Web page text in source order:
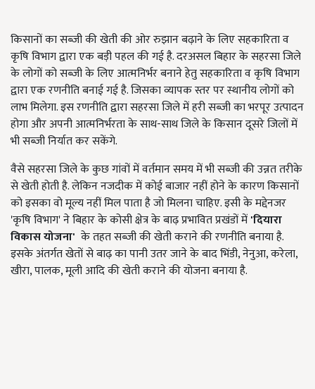
किसानों का सब्जी की खेती की ओर रुझान बढ़ाने के लिए सहकारिता व
कृषि विभाग द्वारा एक बड़ी पहल की गई है. दरअसल बिहार के सहरसा जिले
के लोगों को सब्जी के लिए आत्मनिर्भर बनाने हेतु सहकारिता व कृषि विभाग
द्वारा एक रणनीति बनाई गई है. जिसका व्यापक स्तर पर स्थानीय लोगों को
लाभ मिलेगा. इस रणनीति द्वारा सहरसा जिले में हरी सब्जी का भरपूर उत्पादन
होगा और अपनी आत्मनिर्भरता के साथ-साथ जिले के किसान दूसरे जिलों में
भी सब्जी निर्यात कर सकेंगे.
वैसे सहरसा जिले के कुछ गांवों में वर्तमान समय में भी सब्जी की उन्नत तरीके
से खेती होती है. लेकिन नजदीक में कोई बाजार नहीं होने के कारण किसानों
को इसका वो मूल्य नहीं मिल पाता है जो मिलना चाहिए. इसी के मद्देनजर
'कृषि विभाग' ने बिहार के कोसी क्षेत्र के बाढ़ प्रभावित प्रखंडों में'दियारा
विकास योजना' के तहत सब्जी की खेती कराने की रणनीति बनाया है.
इसके अंतर्गत खेतों से बाढ़ का पानी उतर जाने के बाद भिंडी, नेनुआ, करेला,
खीरा, पालक, मूली आदि की खेती कराने की योजना बनाया है.